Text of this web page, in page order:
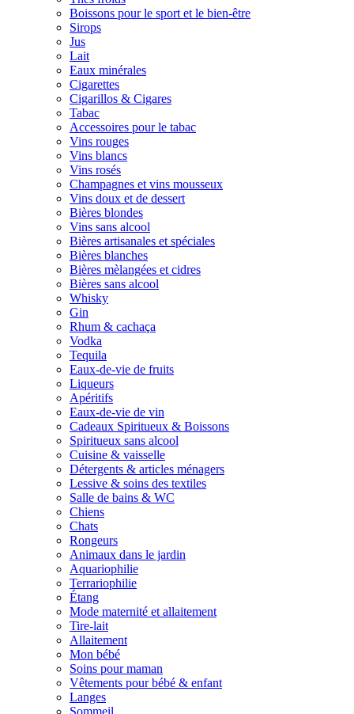
Boissons pour le sport et le bien-être
Sirops
Jus
Lait
Eaux minérales
Cigarettes
Cigarillos & Cigares
Tabac
Accessoires pour le tabac
Vins rouges
Vins blancs
Vins rosés
Champagnes et vins mousseux
Vins doux et de dessert
Bières blondes
Vins sans alcool
Bières artisanales et spéciales
Bières blanches
Bières mèlangées et cidres
Bières sans alcool
Whisky
Gin
Rhum & cachaça
Vodka
Tequila
Eaux-de-vie de fruits
Liqueurs
Apéritifs
Eaux-de-vie de vin
Cadeaux Spiritueux & Boissons
Spiritueux sans alcool
Cuisine & vaisselle
Détergents & articles ménagers
Lessive & soins des textiles
Salle de bains & WC
Chiens
Chats
Rongeurs
Animaux dans le jardin
Aquariophilie
Terrariophilie
Étang
Mode maternité et allaitement
Tire-lait
Allaitement
Mon bébé
Soins pour maman
Vêtements pour bébé & enfant
Langes
Sommeil